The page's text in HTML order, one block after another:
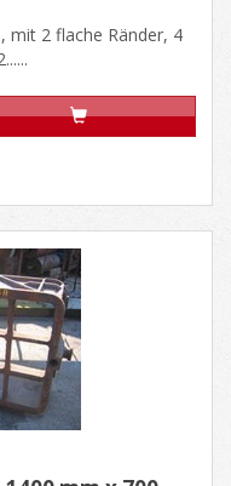
mit 2 flache Ränder, 4